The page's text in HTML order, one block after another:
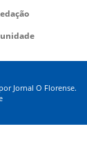
Jornal O Florense.